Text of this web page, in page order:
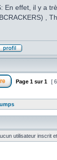
En effet, il y a
,
Page 1 sur1 [
utilisateur inscrit